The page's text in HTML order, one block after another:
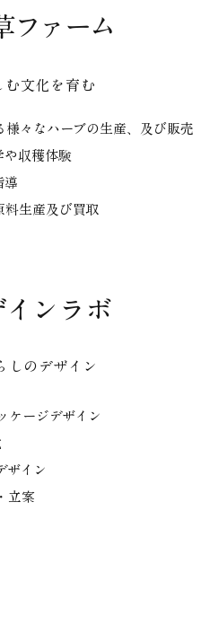
ファーム
む文化を育む
様々なハーブの生産、及び販売
や収穫体験
導
料生産及び買取
インラボ
しのデザイン
ケージデザイン
ザイン
立案